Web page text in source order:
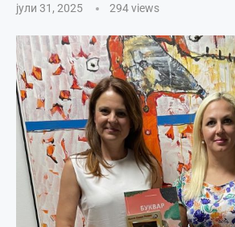
јули 31, 2025 294views